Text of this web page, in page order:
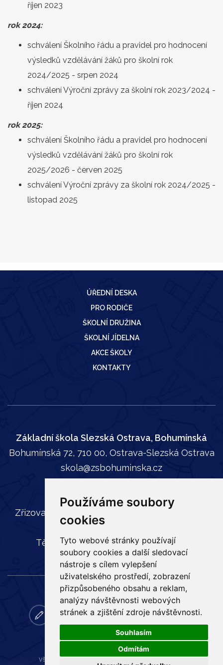
Používáme soubory
cookies
Tyto webové stránky používají
soubory cookies a další sledovací
nástroje s cílem vylepšení
uživatelského prostředí, zobrazení
přizpůsobeného obsahu a reklam,
analýzy návštěvnosti webových
stránek a zjištění zdroje návštěvnosti.
Souhlasím
Odmítám
říjen 2023
rok 2024:
schválení Školního řádu a pravidel pro hodnocení
výsledků vzdělávání žáků pro školní rok
2024/2025 - srpen 2024
schválení Výroční zprávy za školní rok 2023/2024 -
říjen 2024
rok 2025:
schválení Školního řádu a pravidel pro hodnocení
výsledků vzdělávání žáků pro školní rok
2025/2026 - červen 2025
schválení Výroční zprávy za školní rok 2024/2025 -
listopad 2025
ÚŘEDNÍ DESKA
PRO RODIČE
ŠKOLNÍ DRUŽINA
ŠKOLNÍ JÍDELNA
AKCE ŠKOLY
KONTAKTY
Základní škola Slezská Ostrava, Bohumínská
Bohumínská 72, 710 00, Ostrava-Slezská Ostrava
skola@zsbohuminska.cz
Zřizovatel: Statutární město Ostrava, Městský
obvod Slezská Ostrava,
Těšínská 35, 710 16 Slezská Ostrava
zapisy email bakalar online
vyuka
ke
stazeni
facebook
Všechna práva vyhrazena